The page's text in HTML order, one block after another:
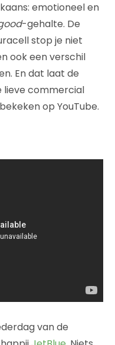
emotioneel en
-gehalte. De
stop je niet
ook een verschil
En dat laat de
lieve commercial
op YouTube.
van de